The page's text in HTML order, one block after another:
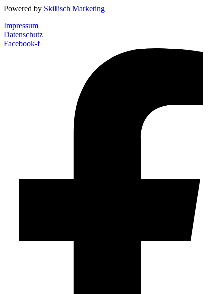
Powered by Skillisch Marketing
Impressum
Datenschutz
Facebook-f